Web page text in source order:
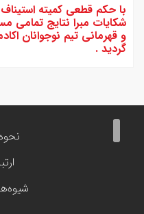
با حکم قطعی کمیته
شکایات مبرا نتایج تمامی
گردید .